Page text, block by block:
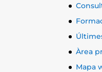
Àrea
Mapa